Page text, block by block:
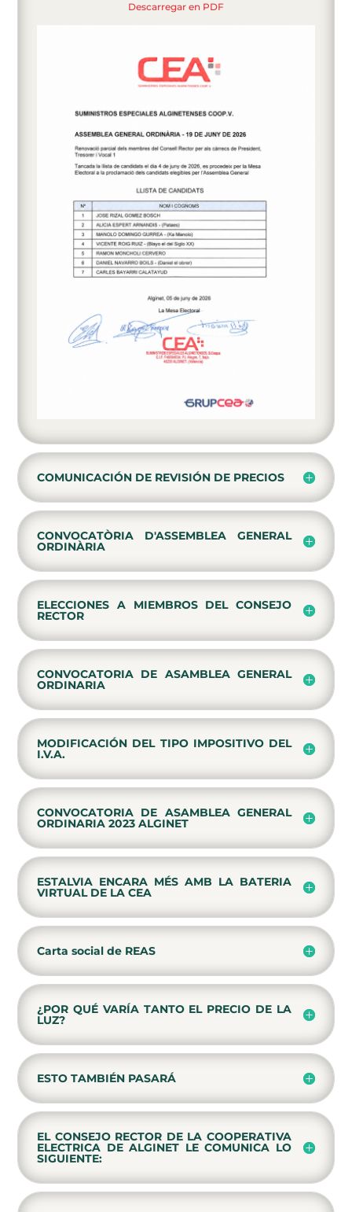
Descarregar en PDF
COMUNICACIÓN DE REVISIÓN DE PRECIOS
CONVOCATÒRIA D'ASSEMBLEA GENERAL
ORDINÀRIA
ELECCIONES A MIEMBROS DEL CONSEJO
RECTOR
CONVOCATORIA DE ASAMBLEA GENERAL
ORDINARIA
MODIFICACIÓN DEL TIPO IMPOSITIVO DEL
I.V.A.
CONVOCATORIA DE ASAMBLEA GENERAL
ORDINARIA 2023 ALGINET
ESTALVIA ENCARA MÉS AMB LA BATERIA
VIRTUAL DE LA CEA
Carta social de REAS
¿POR QUÉ VARÍA TANTO EL PRECIO DE LA
LUZ?
ESTO TAMBIÉN PASARÁ
EL CONSEJO RECTOR DE LA COOPERATIVA
ELECTRICA DE ALGINET LE COMUNICA LO
SIGUIENTE: